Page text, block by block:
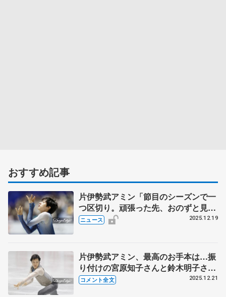
おすすめ記事
片伊勢武アミン「節目のシーズンで一
つ区切り。頑張った先、おのずと見え
てくる」【全日本フィギュア男子
ニュース 2025.12.19
片伊勢武アミン、最高のお手本は…振
り付けの宮原知子さんと鈴木明子さん
の動画 【全日本フィギュア男子フリ
コメント全文 2025.12.21